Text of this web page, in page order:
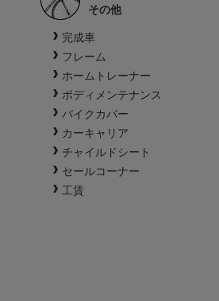
その他
完成車
フレーム
ホームトレーナー
ボディメンテナンス
バイクカバー
カーキャリア
チャイルドシート
セールコーナー
工賃